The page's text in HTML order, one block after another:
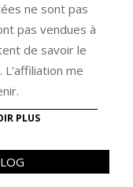
ne sont pas
pas vendues à
de savoir le
L'affiliation me
PLUS